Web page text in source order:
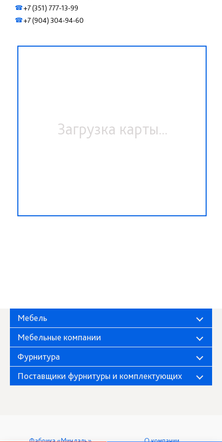
☎+7 (351) 777-13-99
☎+7 (904) 304-94-60
Загрузка карты...
Мебель
Мебельные компании
Фурнитура
Поставщики фурнитуры и комплектующих
Фабрика «Миндаль» О компании